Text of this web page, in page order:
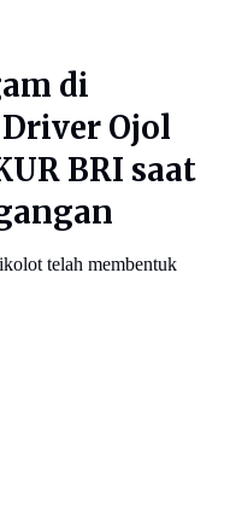
di
Ojol
BRI saat
telah membentuk